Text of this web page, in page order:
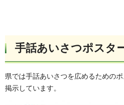
手話あいさつポスタ
県では手話あいさつを広めるための
掲示しています。